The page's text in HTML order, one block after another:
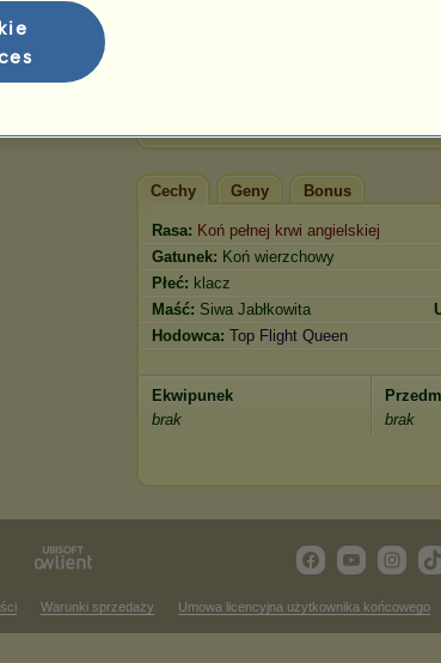
Cechy Geny Bonus
Rasa: Koń pełnej krwi angielskiej
Gatunek: Koń wierzchowy
Płeć: klacz
Maść: Siwa Jabłkowita
Hodowca: Top Flight Queen
Ekwipunek
brak
brak
Warunki sprzedaży Umowa licencyjna użytkownika końcowego